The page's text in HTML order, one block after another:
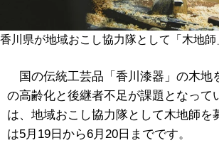
香川県が地域おこし協力隊として「木地師
国の伝統工芸品「香川漆器」の木地
の高齢化と後継者不足が課題となって
は、地域おこし協力隊として木地師を
は5月19日から6月20日までです。